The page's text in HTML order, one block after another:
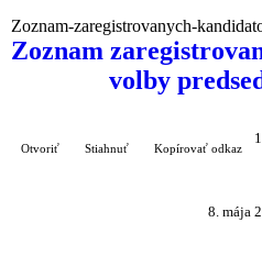
Zoznam-zaregistrovanych-
Zoznam
volby
Otvoriť Stiahnuť Kopírovať odkaz
8. mája